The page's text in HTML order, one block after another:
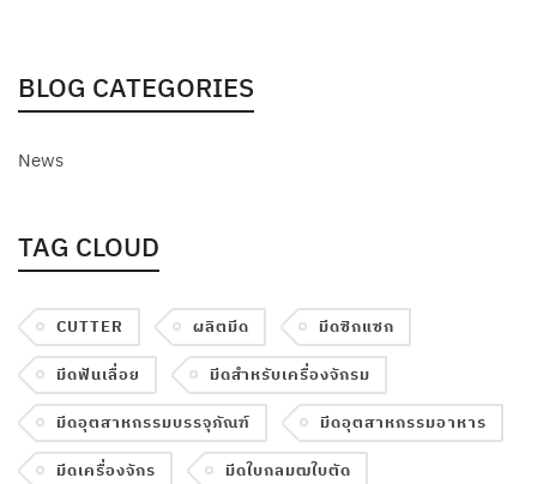
BLOG CATEGORIES
News
TAG CLOUD
CUTTER ผลิตมีด มีดซิกแซก
มีดฟันเลื่อย มีดสำหรับเครื่องจักรม
มีดอุตสาหกรรมบรรจุภัณฑ์ มีดอุตสาหกรรมอาหาร
มีดเครื่องจักร มีดใบกลมฒใบตัด
Phone